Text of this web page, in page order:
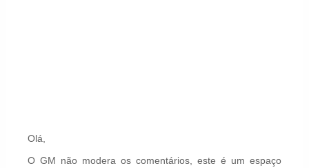
Olá,
O GM não modera os comentários, este é um espaço